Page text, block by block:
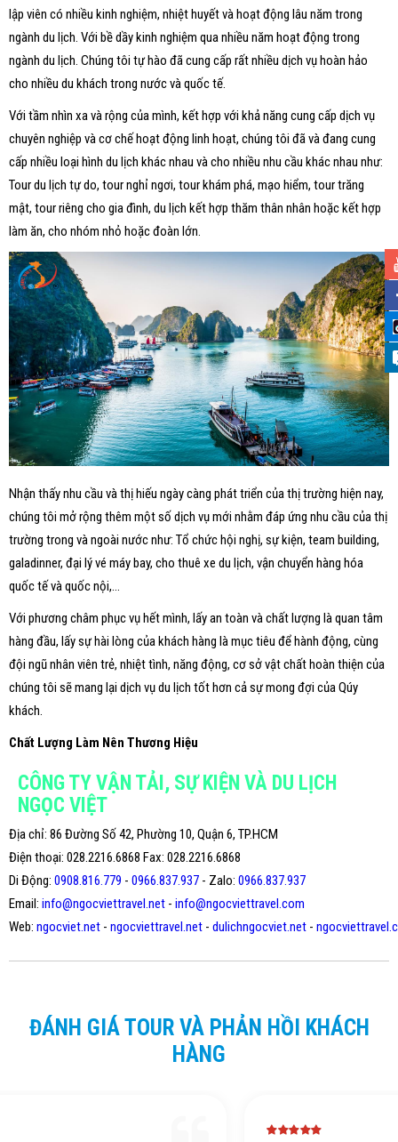
lập viên có nhiều kinh nghiệm, nhiệt huyết và hoạt động lâu năm trong
ngành du lịch. Với bề dầy kinh nghiệm qua nhiều năm hoạt động trong
ngành du lịch. Chúng tôi tự hào đã cung cấp rất nhiều dịch vụ hoàn hảo
cho nhiều du khách trong nước và quốc tế.
Với tầm nhìn xa và rộng của mình, kết hợp với khả năng cung cấp dịch vụ
chuyên nghiệp và cơ chế hoạt động linh hoạt, chúng tôi đã và đang cung
cấp nhiều loại hình du lịch khác nhau và cho nhiều nhu cầu khác nhau như:
Tour du lịch tự do, tour nghỉ ngơi, tour khám phá, mạo hiểm, tour trăng
mật, tour riêng cho gia đình, du lịch kết hợp thăm thân nhân hoặc kết hợp
làm ăn, cho nhóm nhỏ hoặc đoàn lớn.
Nhận thấy nhu cầu và thị hiếu ngày càng phát triển của thị trường hiện nay,
chúng tôi mở rộng thêm một số dịch vụ mới nhằm đáp ứng nhu cầu của thị
trường trong và ngoài nước như: Tổ chức hội nghị, sự kiện, team building,
galadinner, đại lý vé máy bay, cho thuê xe du lịch, vận chuyển hàng hóa
quốc tế và quốc nội,...
Với phương châm phục vụ hết mình, lấy an toàn và chất lượng là quan tâm
hàng đầu, lấy sự hài lòng của khách hàng là mục tiêu để hành động, cùng
đội ngũ nhân viên trẻ, nhiệt tình, năng động, cơ sở vật chất hoàn thiện của
chúng tôi sẽ mang lại dịch vụ du lịch tốt hơn cả sự mong đợi của Qúy
khách.
Chất Lượng Làm Nên Thương Hiệu
CÔNG TY VẬN TẢI, SỰ KIỆN VÀ DU LỊCH
NGỌC VIỆT
Địa chỉ: 86 Đường Số 42, Phường 10, Quận 6, TP.HCM
Điện thoại: 028.2216.6868 Fax: 028.2216.6868
Di Động: 0908.816.779 - 0966.837.937 - Zalo: 0966.837.937
Email: info@ngocviettravel.net - info@ngocviettravel.com
Web: ngocviet.net - ngocviettravel.net - dulichngocviet.net -
ĐÁNH GIÁ TOUR VÀ PHẢN HỒI KHÁCH
HÀNG